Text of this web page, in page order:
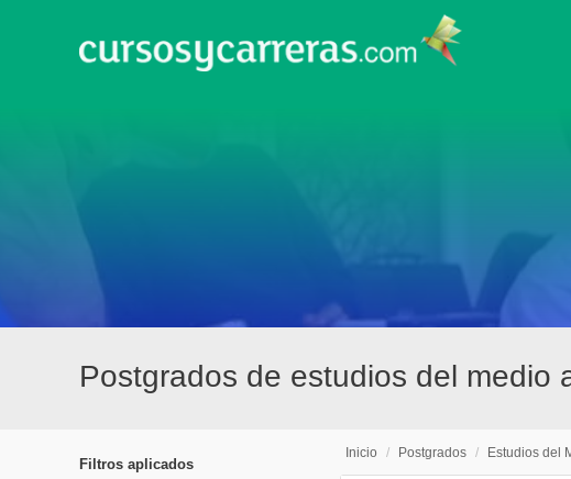
Postgrados de estudios del medio
Filtros aplicados
Inicio / Postgrados / Estudios del